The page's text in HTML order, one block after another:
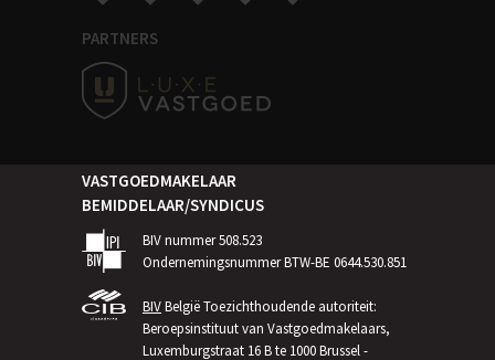
PARTNERS
VASTGOEDMAKELAAR
BEMIDDELAAR/SYNDICUS
BIV nummer 508.523
Ondernemingsnummer BTW-BE 0644.530.851
BIVBelgië Toezichthoudende autoriteit:
Beroepsinstituut van Vastgoedmakelaars,
Luxemburgstraat 16 B te 1000 Brussel -